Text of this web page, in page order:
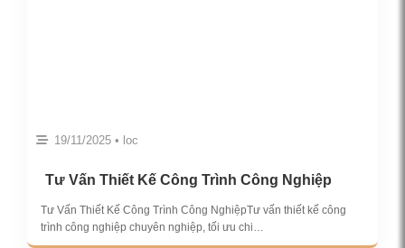
19/11/2025 • loc
Tư Vấn Thiết Kế Công Trình Công Nghiệp
Tư Vấn Thiết Kế Công Trình Công NghiệpTư vấn thiết kế công
trình công nghiệp chuyên nghiệp, tối ưu chi…